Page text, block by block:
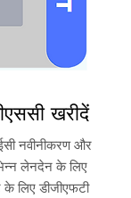
खरीदें
नवीनीकरण और
लेनदेन के लिए
के लिए डीजीएफटी